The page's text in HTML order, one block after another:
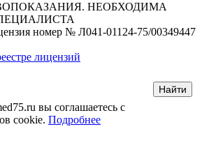
НЕОБХОДИМА
номер № Л041-01124-75/00349447
лицензий
вы соглашаетесь с
cookie. Подробнее